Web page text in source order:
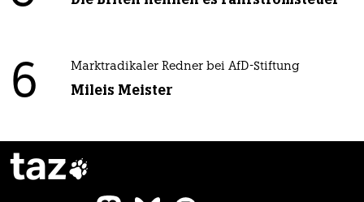
6 Marktradikaler Redner bei AfD-Stiftung
Mileis Meister
taz